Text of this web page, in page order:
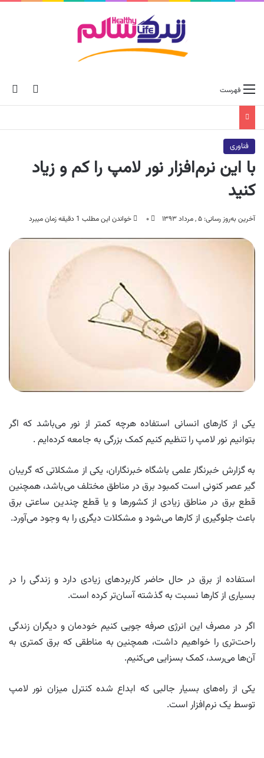
skin فهرست
فناوری
با این نرم‌افزار نور لامپ را کم و زیاد
کنید
آخرین به‌روز رسانی: ۵ , مرداد ۱۳۹۳ ۰ خواندن این مطلب 1 دقیقه زمان میبرد
یکی از کارهای انسانی استفاده هرچه کمتر از نور می‌باشد که اگر
بتوانیم نور لامپ را تنظیم کنیم کمک بزرگی به جامعه کرده‌ایم .
به گزارش خبرنگار علمی باشگاه خبرنگاران، یکی از مشکلاتی که گریبان
گیر عصر کنونی است کمبود برق در مناطق مختلف می‌باشد، همچنین
قطع برق در مناطق زیادی از کشورها و یا قطع چندین ساعتی برق
باعث جلوگیری از کارها می‌شود و مشکلات دیگری را به وجود می‌آورد.
استفاده از برق در حال حاضر کاربردهای زیادی دارد و زندگی را در
بسیاری از کارها نسبت به گذشته آسان‌تر کرده است.
اگر در مصرف این انرژی صرفه جویی کنیم خودمان و دیگران زندگی
راحت‌تری را خواهیم داشت، همچنین به مناطقی که برق کمتری به
آن‌ها می‌رسد، کمک بسزایی می‌کنیم.
یکی از راه‌های بسیار جالبی که ابداع شده کنترل میزان نور لامپ
توسط یک نرم‌افزار است.